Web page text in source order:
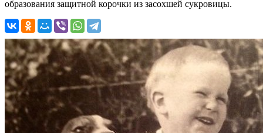
образования защитной корочки из засохшей сукровицы.